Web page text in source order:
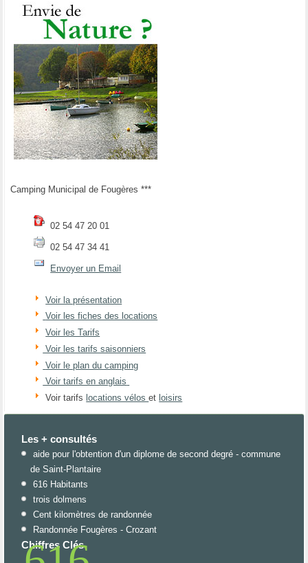
Camping Municipal de Fougères ***
02 54 47 20 01
02 54 47 34 41
Envoyer un Email
Voir la présentation
Voir les fiches des locations
Voir les Tarifs
Voir les tarifs saisonniers
Voir le plan du camping
Voir tarifs en anglais
Voir tarifs locations véloset loisirs
Les + consultés
aide pour l'obtention d'un diplome de second degré - commune
de Saint-Plantaire
616 Habitants
trois dolmens
Cent kilomètres de randonnée
Randonnée Fougères - Crozant
Chiffres Clés